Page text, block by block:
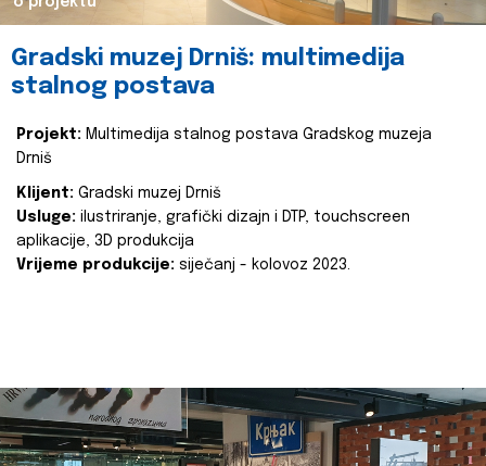
Gradski muzej Drniš: multimedija
stalnog postava
Projekt: Multimedija stalnog postava Gradskog muzeja
Drniš
Klijent: Gradski muzej Drniš
Usluge: ilustriranje, grafički dizajn i DTP, touchscreen
aplikacije, 3D produkcija
Vrijeme produkcije: siječanj - kolovoz 2023.